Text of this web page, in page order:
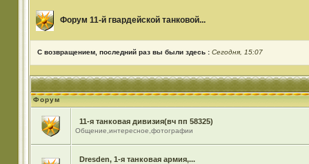
Форум 11-й гвардейской танковой...
С возвращением, последний раз вы были здесь : Сегодня, 15:07
Форум
11-я танковая дивизия(вч пп 58325)
Общение,интересное,фотографии
Dresden, 1-я танковая армия,...